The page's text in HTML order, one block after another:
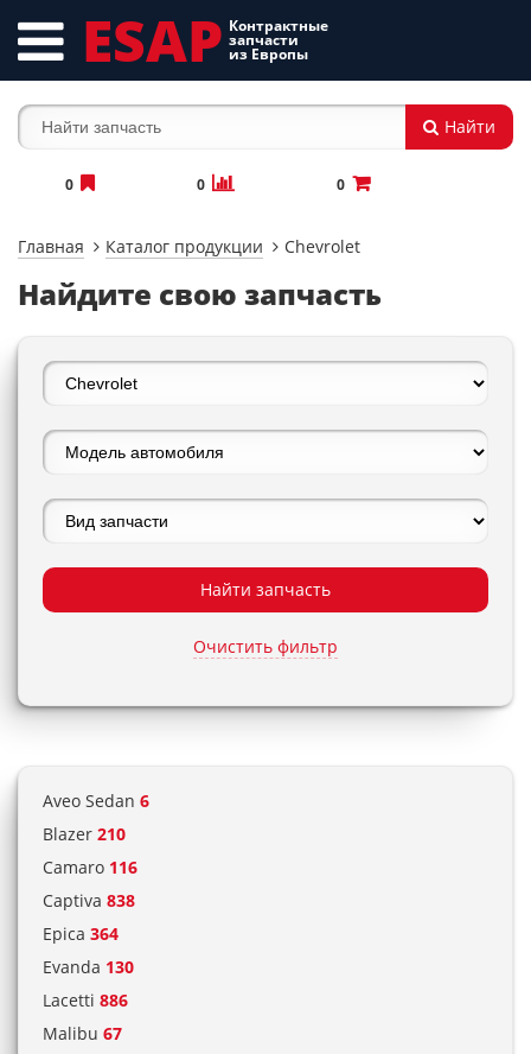
ESAP Контрактные
запчасти
из Европы
Найти
0 0 0
Главная Каталог продукции Chevrolet
Найдите свою запчасть
Найти запчасть
Очистить фильтр
Aveo Sedan 6
Blazer 210
Camaro 116
Captiva 838
Epica 364
Evanda 130
Lacetti 886
Malibu 67